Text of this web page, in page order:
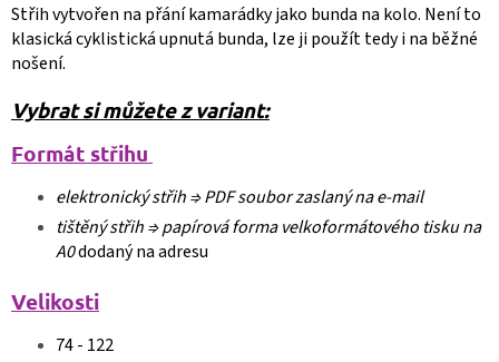
Střih vytvořen na přání kamarádky jako bunda na kolo. Není to
klasická cyklistická upnutá bunda, lze ji použít tedy i na běžné
nošení.
Vybrat si můžete z variant:
Formát střihu
elektronický střih ⇒PDF soubor zaslaný na e-mail
tištěný střih ⇒papírová forma velkoformátového tisku na
A0dodaný na adresu
Velikosti
74 - 122